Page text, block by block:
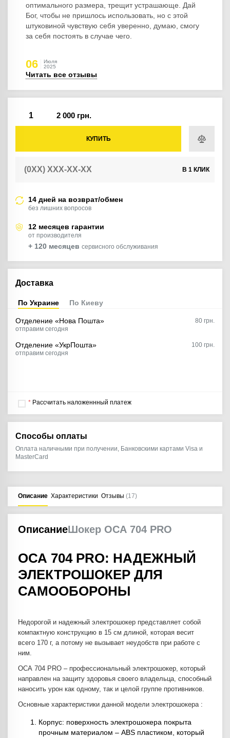
оптимального размера, трещит устрашающе. Дай
Бог, чтобы не пришлось использовать, но с этой
штуковиной чувствую себя уверенно, думаю, смогу
за себя постоять в случае чего.
06
Июля
2025
Читать все отзывы
2 000 грн.
КУПИТЬ
В 1 КЛИК
14 дней на возврат/обмен
без лишних вопросов
12 месяцев гарантии
от производителя
+ 120 месяцев сервисного обслуживания
Доставка
По Украине По Киеву
Отделение «Нова Пошта»
отправим сегодня
80 грн.
Отделение «УкрПошта»
отправим сегодня
100 грн.
* Рассчитать наложеннный платеж
Способы оплаты
Оплата наличными при получении, Банковскими картами Visa и
MasterCard
Описание Характеристики Отзывы (17)
ОписаниеШокер ОСА 704 PRO
ОСА 704 PRO: НАДЕЖНЫЙ
ЭЛЕКТРОШОКЕР ДЛЯ
САМООБОРОНЫ
Недорогой и надежный электрошокер представляет собой
компактную конструкцию в 15 см длиной, которая весит
всего 170 г, а потому не вызывает неудобств при работе с
ним.
ОСА 704 PRO – профессиональный электрошокер, который
направлен на защиту здоровья своего владельца, способный
наносить урон как одному, так и целой группе противников.
Основные характеристики данной модели электрошокера :
Корпус: поверхность электрошокера покрыта
прочным материалом – ABS пластиком, который